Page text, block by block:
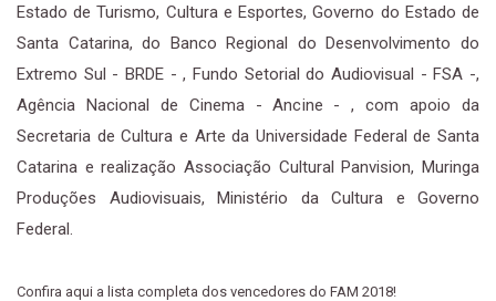
Estado de Turismo, Cultura e Esportes, Governo do Estado de
Santa Catarina, do Banco Regional do Desenvolvimento do
Extremo Sul - BRDE - , Fundo Setorial do Audiovisual - FSA -,
Agência Nacional de Cinema - Ancine - , com apoio da
Secretaria de Cultura e Arte da Universidade Federal de Santa
Catarina e realização Associação Cultural Panvision, Muringa
Produções Audiovisuais, Ministério da Cultura e Governo
Federal.
Confira aqui a lista completa dos vencedores do FAM 2018!